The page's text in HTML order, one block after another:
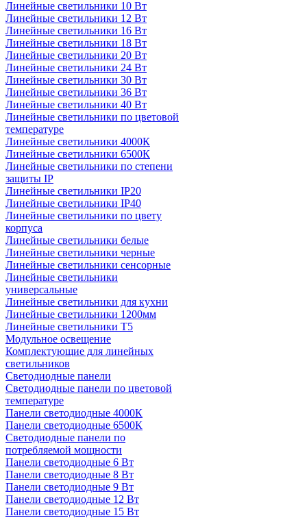
Линейные светильники 10 Вт
Линейные светильники 12 Вт
Линейные светильники 16 Вт
Линейные светильники 18 Вт
Линейные светильники 20 Вт
Линейные светильники 24 Вт
Линейные светильники 30 Вт
Линейные светильники 36 Вт
Линейные светильники 40 Вт
Линейные светильники по цветовой
температуре
Линейные светильники 4000К
Линейные светильники 6500К
Линейные светильники по степени
защиты IP
Линейные светильники IP20
Линейные светильники IP40
Линейные светильники по цвету
корпуса
Линейные светильники белые
Линейные светильники черные
Линейные светильники сенсорные
Линейные светильники
универсальные
Линейные светильники для кухни
Линейные светильники 1200мм
Линейные светильники Т5
Модульное освещение
Комплектующие для линейных
светильников
Светодиодные панели
Светодиодные панели по цветовой
температуре
Панели светодиодные 4000К
Панели светодиодные 6500К
Светодиодные панели по
потребляемой мощности
Панели светодиодные 6 Вт
Панели светодиодные 8 Вт
Панели светодиодные 9 Вт
Панели светодиодные 12 Вт
Панели светодиодные 15 Вт